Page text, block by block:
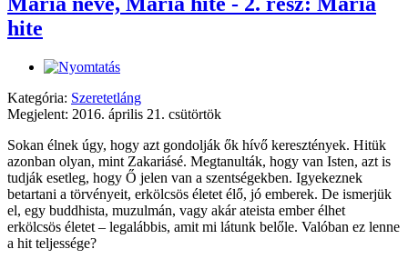
hite
Kategória: Szeretetláng
Megjelent: 2016. április 21. csütörtök
Sokan élnek úgy, hogy azt gondolják ők hívő keresztények. Hitük
azonban olyan, mint Zakariásé. Megtanulták, hogy van Isten, azt is
tudják esetleg, hogy Ő jelen van a szentségekben. Igyekeznek
betartani a törvényeit, erkölcsös életet élő, jó emberek. De ismerjük
el, egy buddhista, muzulmán, vagy akár ateista ember élhet
erkölcsös életet – legalábbis, amit mi látunk belőle. Valóban ez lenne
a hit teljessége?